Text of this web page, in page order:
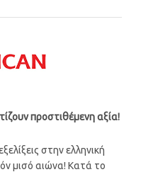
προστιθέμενη αξία!
στην ελληνική
μισό αιώνα! Κατά το